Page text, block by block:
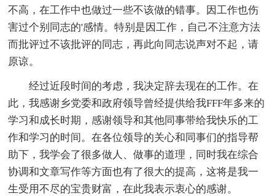
不高，在工作中也做过一些不该做的错事。因工作也伤
害过个别同志的'感情。特别是因工作，自己不注意方法
而批评过不该批评的同志，再此向同志说声对不起，请
原谅。
经过近段时间的考虑，我决定辞去现在的工作。在
此，我感谢乡党委和政府领导曾经提供给我FFF年多来的
学习和成长时期，感谢领导和其他同事带给我快乐的工
作和学习的时间。在各位领导的关心和同事们的指导帮
助下，我学会了很多做人、做事的道理，同时我在综合
协调和文章写作等方面也有了很大的提高，这将是我一
生受用不尽的宝贵财富，在此我表示衷心的感谢。